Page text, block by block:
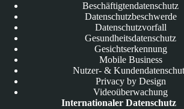
Beschäftigtendatenschutz
Datenschutzbeschwerde
Datenschutzvorfall
Gesundheitsdatenschutz
Gesichtserkennung
Mobile Business
Nutzer- &
Privacy by Design
Videoüberwachung
Internationaler Datenschutz